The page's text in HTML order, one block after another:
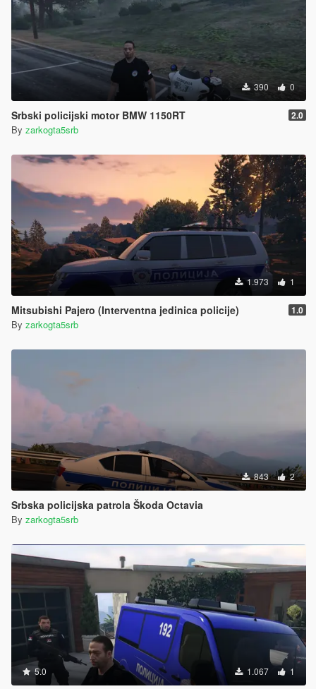
390 0
Srbski policijski motor BMW 1150RT 2.0
By zarkogta5srb
1.973 1
Mitsubishi Pajero (Interventna jedinica policije) 1.0
By zarkogta5srb
843 2
Srbska policijska patrola Škoda Octavia
By zarkogta5srb
5.0 1.067 1